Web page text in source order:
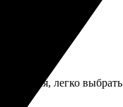
легко